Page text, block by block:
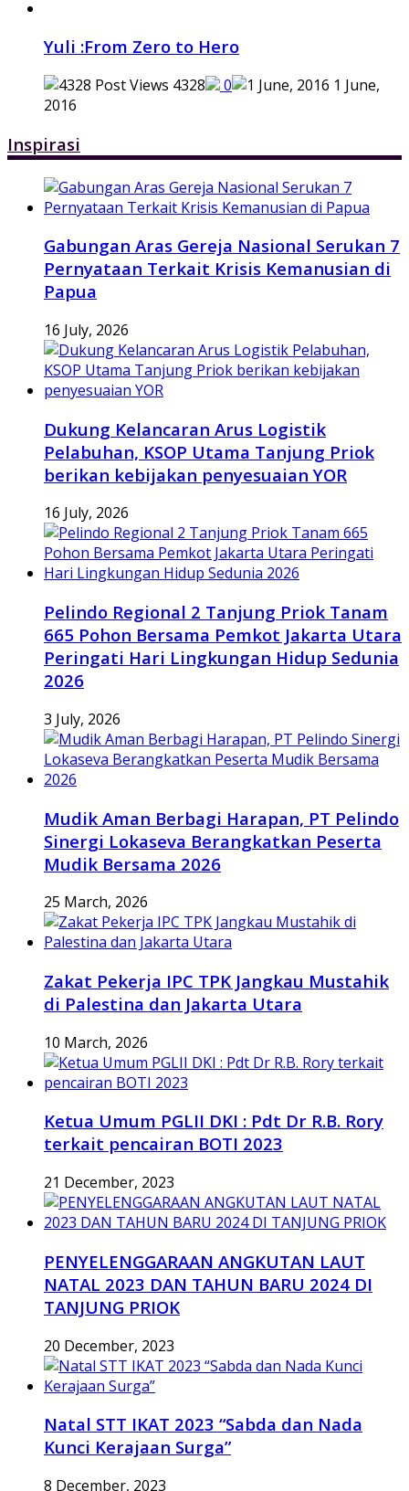
Yuli :From Zero to Hero
4328 0
1 June,
2016
Inspirasi
Gabungan Aras Gereja Nasional Serukan 7
Pernyataan Terkait Krisis Kemanusian di
Papua
16 July, 2026
Dukung Kelancaran Arus Logistik
Pelabuhan, KSOP Utama Tanjung Priok
berikan kebijakan penyesuaian YOR
16 July, 2026
Pelindo Regional 2 Tanjung Priok Tanam
665 Pohon Bersama Pemkot Jakarta Utara
Peringati Hari Lingkungan Hidup Sedunia
2026
3 July, 2026
Mudik Aman Berbagi Harapan, PT Pelindo
Sinergi Lokaseva Berangkatkan Peserta
Mudik Bersama 2026
25 March, 2026
Zakat Pekerja IPC TPK Jangkau Mustahik
di Palestina dan Jakarta Utara
10 March, 2026
Ketua Umum PGLII DKI : Pdt Dr R.B. Rory
terkait pencairan BOTI 2023
21 December, 2023
PENYELENGGARAAN ANGKUTAN LAUT
NATAL 2023 DAN TAHUN BARU 2024 DI
TANJUNG PRIOK
20 December, 2023
Natal STT IKAT 2023 “Sabda dan Nada
Kunci Kerajaan Surga”
8 December, 2023